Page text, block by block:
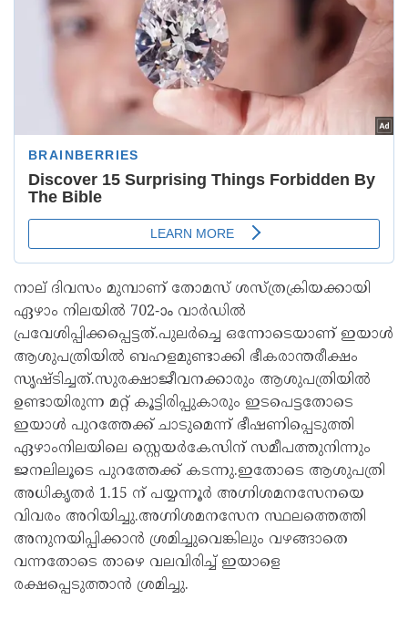
നാല് ദിവസം മുമ്പാണ് തോമസ് ശസ്ത്രക്രിയക്കായി
ഏഴാം നിലയിൽ 702-ാം വാർഡിൽ
പ്രവേശിപ്പിക്കപ്പെട്ടത്.പുലർച്ചെ ഒന്നോടെയാണ് ഇയാൾ
ആശുപത്രിയിൽ ബഹളമുണ്ടാക്കി ഭീകരാന്തരീക്ഷം
സൃഷ്ടിച്ചത്.സുരക്ഷാജീവനക്കാരും ആശുപത്രിയിൽ
ഉണ്ടായിരുന്ന മറ്റ് കൂട്ടിരിപ്പുകാരും ഇടപെട്ടതോടെ
ഇയാൾ പുറത്തേക്ക് ചാടുമെന്ന് ഭീഷണിപ്പെടുത്തി
ഏഴാംനിലയിലെ സ്റ്റെയർകേസിന് സമീപത്തുനിന്നും
ജനലിലൂടെ പുറത്തേക്ക് കടന്നു.ഇതോടെ ആശുപത്രി
അധികൃതർ 1.15 ന് പയ്യന്നൂർ അഗ്നിശമനസേനയെ
വിവരം അറിയിച്ചു.അഗ്നിശമനസേന സ്ഥലത്തെത്തി
അനുനയിപ്പിക്കാൻ ശ്രമിച്ചുവെങ്കിലും വഴങ്ങാതെ
വന്നതോടെ താഴെ വലവിരിച്ച് ഇയാളെ
രക്ഷപ്പെടുത്താൻ ശ്രമിച്ചു.